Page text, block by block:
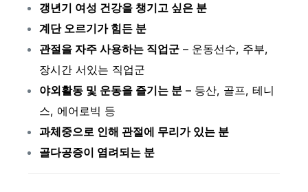
갱년기 여성 건강을 챙기고 싶은 분
계단 오르기가 힘든 분
관절을 자주 사용하는 직업군– 운동선수, 주부,
장시간 서있는 직업군
야외활동 및 운동을 즐기는 분– 등산, 골프, 테니
스, 에어로빅 등
과체중으로 인해 관절에 무리가 있는 분
골다공증이 염려되는 분